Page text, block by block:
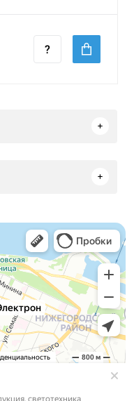
Новгороде